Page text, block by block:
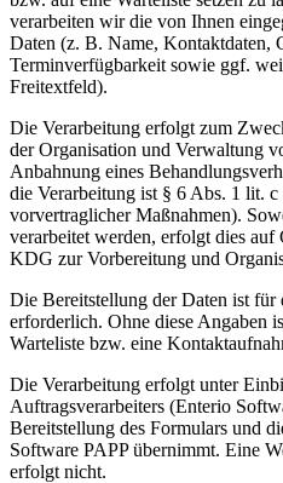
verarbeiten wir die von Ihnen
Daten (z. B. Name, Kontaktdaten,
Terminverfügbarkeit sowie ggf.
Freitextfeld).
Die Verarbeitung erfolgt zum
der Organisation und Verwaltung
Anbahnung eines
die Verarbeitung ist § 6 Abs. 1 lit.
vorvertraglicher Maßnahmen).
verarbeitet werden, erfolgt dies
KDG zur Vorbereitung und
Die Bereitstellung der Daten ist
erforderlich. Ohne diese Angaben
Warteliste bzw. eine
Die Verarbeitung erfolgt unter
Auftragsverarbeiters (Enterio
Bereitstellung des Formulars und
Software PAPP übernimmt. Eine
erfolgt nicht.